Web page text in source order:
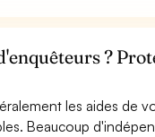
?
les aides de
Beaucoup